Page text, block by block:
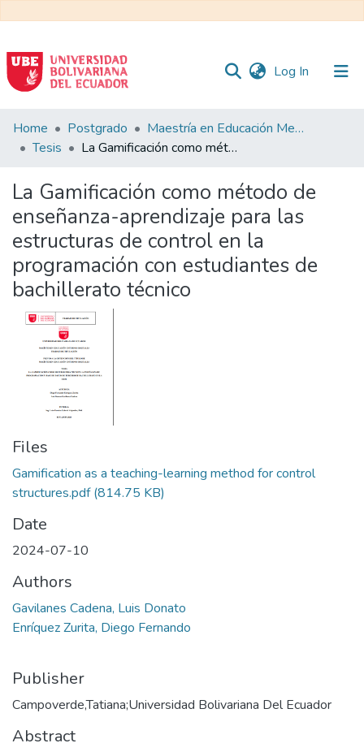
Log In (current)
Communities
&
All of DSpace
Statistics
Home Postgrado
Maestría en Educación Mención en Pedagogía en Entornos Digitales
Tesis
La Gamificación como método de enseñanza-aprendizaje para las estructuras de control en la programación con estudiantes de bachillerato técnico
La Gamificación como método de
enseñanza-aprendizaje para las
estructuras de control en la
programación con estudiantes de
bachillerato técnico
Files
Gamification as a teaching-learning method for control
structures.pdf(814.75 KB)
Date
2024-07-10
Authors
Gavilanes Cadena, Luis Donato
Enríquez Zurita, Diego Fernando
Publisher
Campoverde,Tatiana;Universidad Bolivariana Del Ecuador
Abstract